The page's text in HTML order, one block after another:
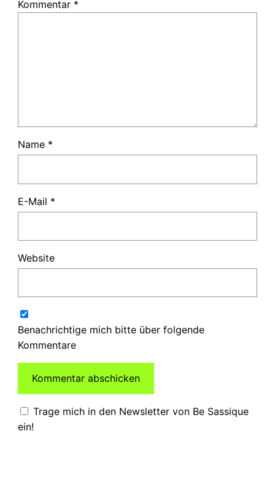
Kommentar *
Name *
E-Mail *
Website
Benachrichtige mich bitte über folgende
Kommentare
Trage mich in den Newsletter von Be Sassique
ein!